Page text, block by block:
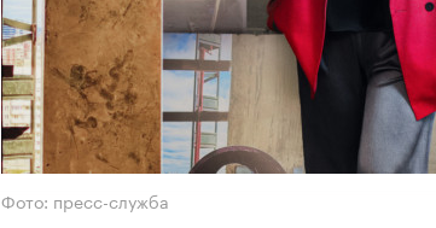
Фото: пресс-служба